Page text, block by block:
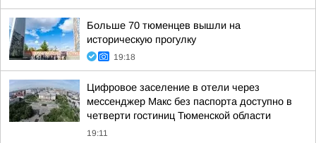
Больше 70 тюменцев вышли на
историческую прогулку
19:18
Цифровое заселение в отели через
мессенджер Макс без паспорта доступно в
четверти гостиниц Тюменской области
19:11